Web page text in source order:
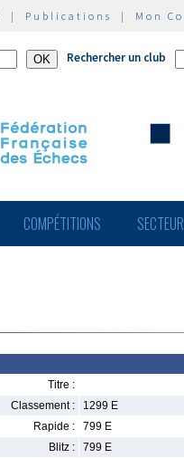
| Publications | Mon
Rechercher un club
COMPÉTITIONS
Titre :
Classement :
1299 E
Rapide :
799 E
Blitz :
799 E